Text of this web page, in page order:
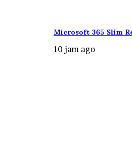
Microsoft 365 Slim
10 jam ago